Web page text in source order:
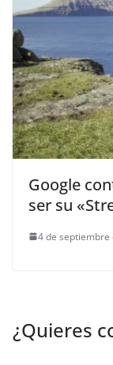
Google
ser su
4 de septiembre
¿Quieres